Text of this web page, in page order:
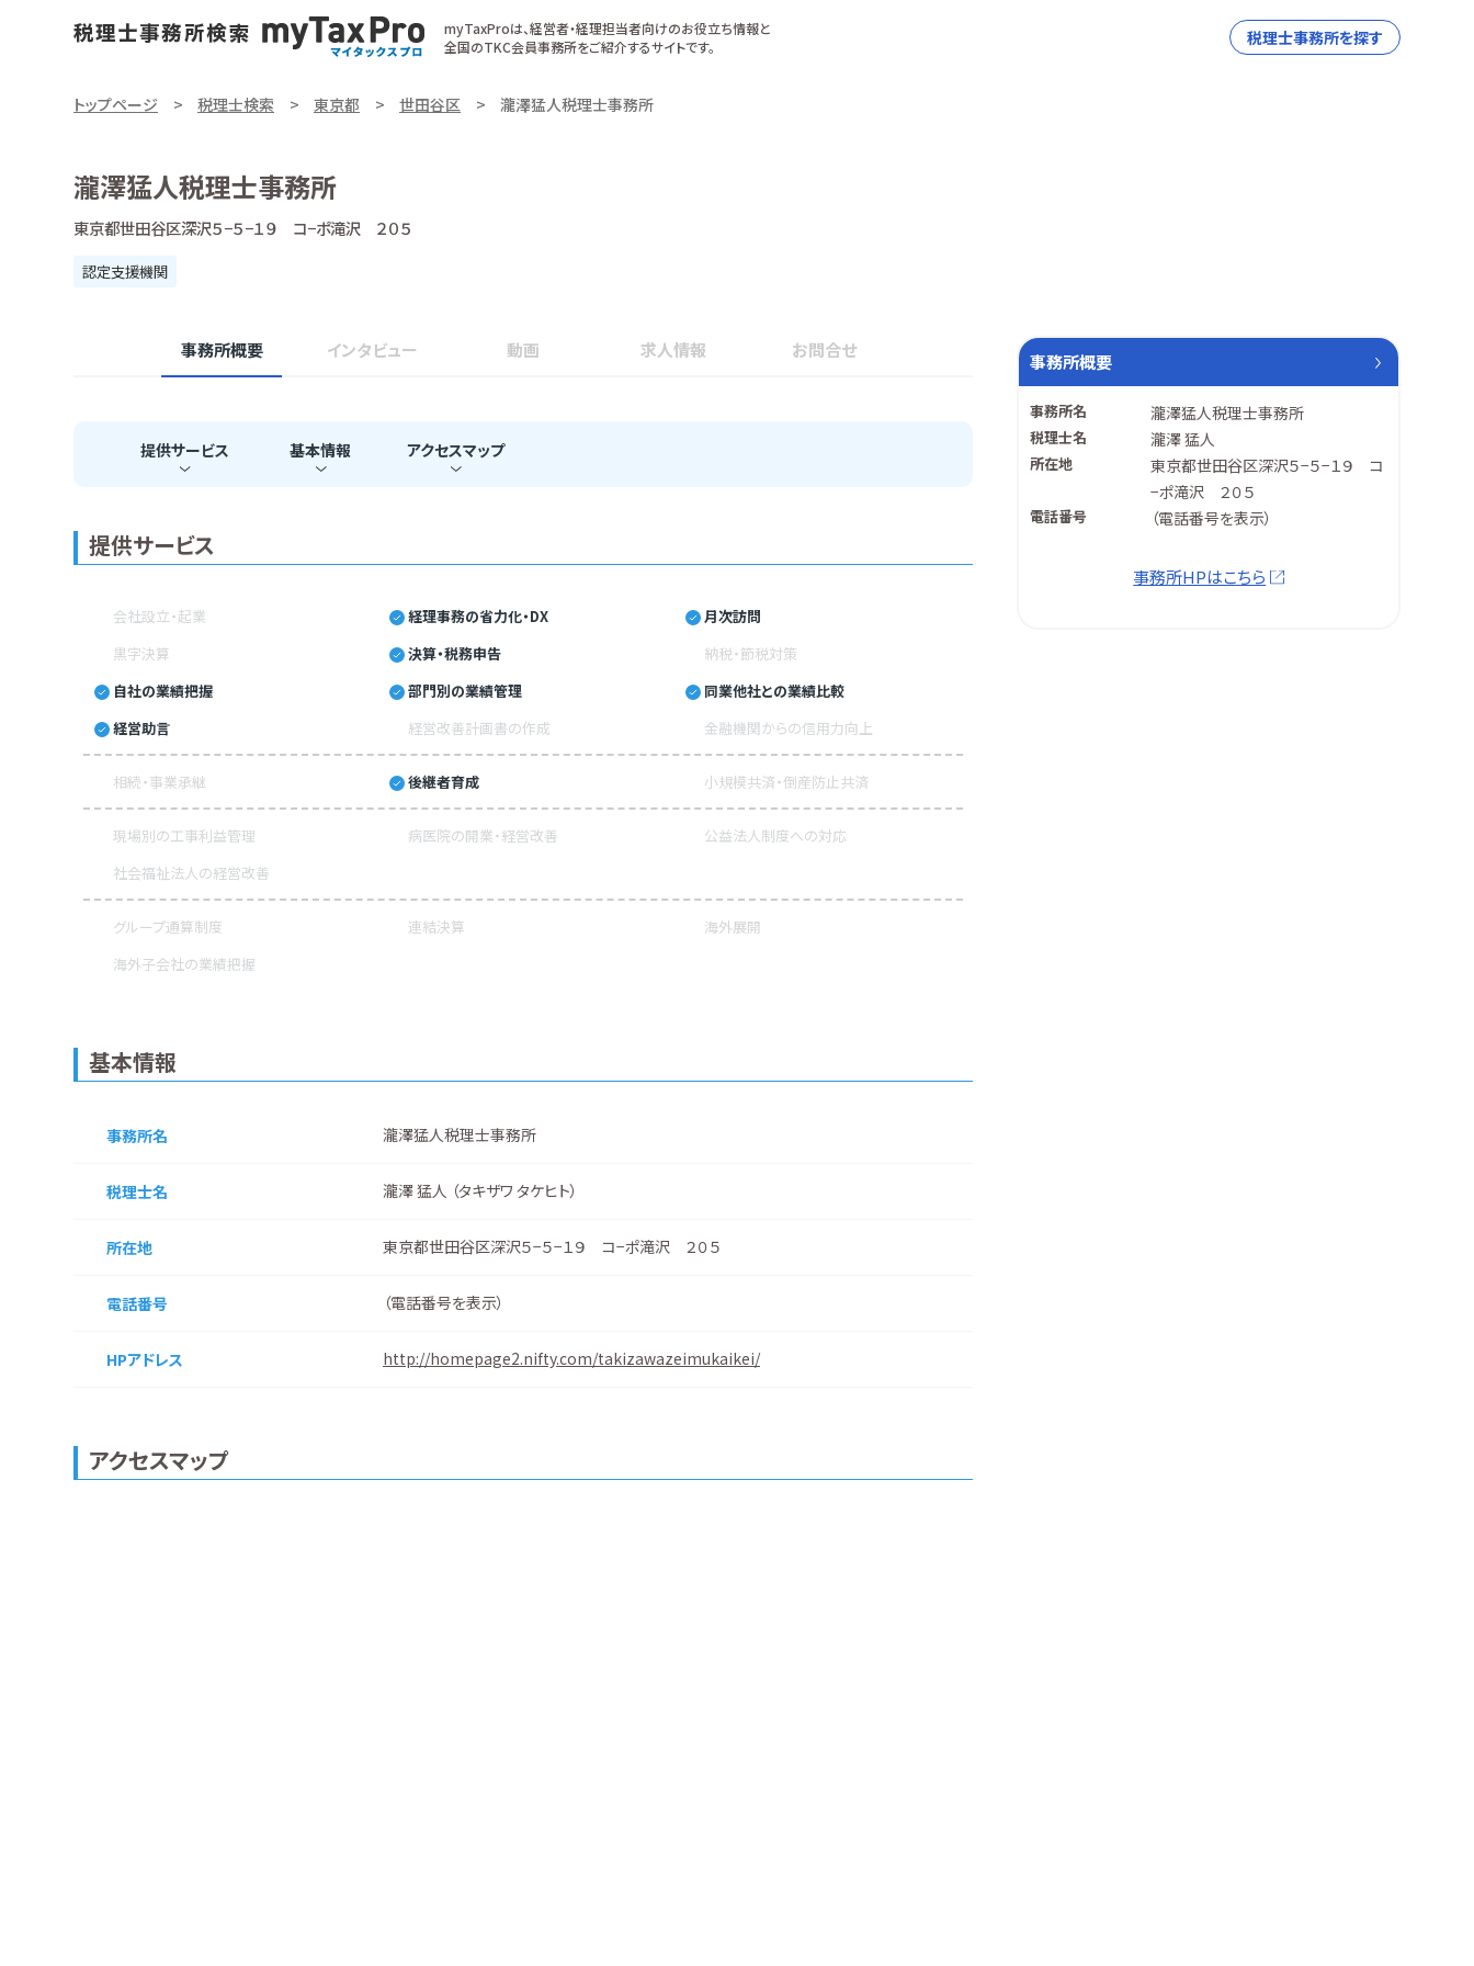
myTaxProは、経営者・経理担当者向けのお役立ち情報と
全国のTKC会員事務所をご紹介するサイトです。
税理士事務所を探す
トップページ 税理士検索 東京都 世田谷区 瀧澤猛人税理士事務所
瀧澤猛人税理士事務所
東京都世田谷区深沢５−５−１９ コ−ポ滝沢 ２０５
認定支援機関
事務所概要 インタビュー 動画 求人情報 お問合せ
提供サービス 基本情報 アクセスマップ
提供サービス
会社設立・起業 経理事務の省力化・DX
月次訪問
黒字決算
決算・税務申告
納税・節税対策
自社の業績把握
部門別の業績管理
同業他社との業績比較
経営助言
経営改善計画書の作成 金融機関からの信用力向上
相続・事業承継 後継者育成 小規模共済・倒産防止共済
現場別の工事利益管理 病医院の開業・経営改善
公益法人制度への対応
社会福祉法人の経営改善
グループ通算制度 連結決算
海外展開
海外子会社の業績把握
基本情報
事務所名 瀧澤猛人税理士事務所
税理士名 瀧澤 猛人 （タキザワ タケヒト）
所在地 東京都世田谷区深沢５−５−１９ コ−ポ滝沢 ２０５
電話番号 （電話番号を表示）
HPアドレス http://homepage2.nifty.com/takizawazeimukaikei/
アクセスマップ
事務所概要
事務所名 瀧澤猛人税理士事務所
税理士名 瀧澤 猛人
所在地
東京都世田谷区深沢５−５−１９ コ
−ポ滝沢 ２０５
電話番号 （電話番号を表示）
事務所HPはこちら